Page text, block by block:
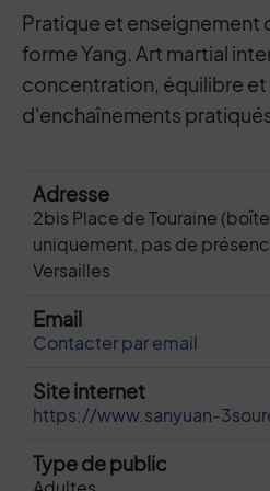
Pratique et enseignement
forme Yang. Art martial
concentration, équilibre
d'enchaînements
Adresse
2bis Place de Touraine
uniquement, pas de
Versailles
Email
Contacter par email
Site internet
https://www.sanyuan-
Type de public